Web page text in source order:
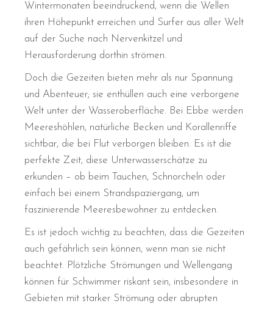
Wintermonaten beeindruckend, wenn die Wellen
ihren Höhepunkt erreichen und Surfer aus aller Welt
auf der Suche nach Nervenkitzel und
Herausforderung dorthin strömen.
Doch die Gezeiten bieten mehr als nur Spannung
und Abenteuer; sie enthüllen auch eine verborgene
Welt unter der Wasseroberfläche. Bei Ebbe werden
Meereshöhlen, natürliche Becken und Korallenriffe
sichtbar, die bei Flut verborgen bleiben. Es ist die
perfekte Zeit, diese Unterwasserschätze zu
erkunden – ob beim Tauchen, Schnorcheln oder
einfach bei einem Strandspaziergang, um
faszinierende Meeresbewohner zu entdecken.
Es ist jedoch wichtig zu beachten, dass die Gezeiten
auch gefährlich sein können, wenn man sie nicht
beachtet. Plötzliche Strömungen und Wellengang
können für Schwimmer riskant sein, insbesondere in
Gebieten mit starker Strömung oder abrupten